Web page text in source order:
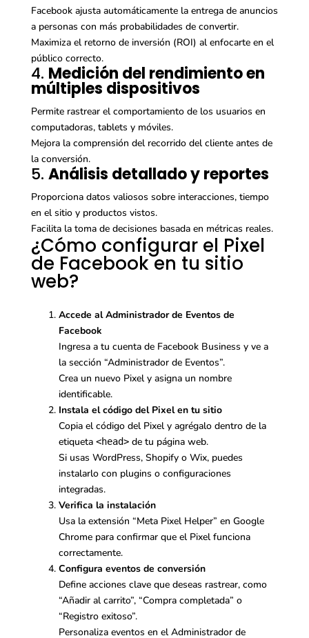
Facebook ajusta automáticamente la entrega de anuncios
a personas con más probabilidades de convertir.
Maximiza el retorno de inversión (ROI) al enfocarte en el
público correcto.
4. Medición del rendimiento en
múltiples dispositivos
Permite rastrear el comportamiento de los usuarios en
computadoras, tablets y móviles.
Mejora la comprensión del recorrido del cliente antes de
la conversión.
5. Análisis detallado y reportes
Proporciona datos valiosos sobre interacciones, tiempo
en el sitio y productos vistos.
Facilita la toma de decisiones basada en métricas reales.
¿Cómo configurar el Pixel
de Facebook en tu sitio
web?
Accede al Administrador de Eventos de
Facebook
Ingresa a tu cuenta de Facebook Business y ve a
la sección “Administrador de Eventos”.
Crea un nuevo Pixel y asigna un nombre
identificable.
Instala el código del Pixel en tu sitio
Copia el código del Pixel y agrégalo dentro de la
etiqueta <head>de tu página web.
Si usas WordPress, Shopify o Wix, puedes
instalarlo con plugins o configuraciones
integradas.
Verifica la instalación
Usa la extensión “Meta Pixel Helper” en Google
Chrome para confirmar que el Pixel funciona
correctamente.
Configura eventos de conversión
Define acciones clave que deseas rastrear, como
“Añadir al carrito”, “Compra completada” o
“Registro exitoso”.
Personaliza eventos en el Administrador de